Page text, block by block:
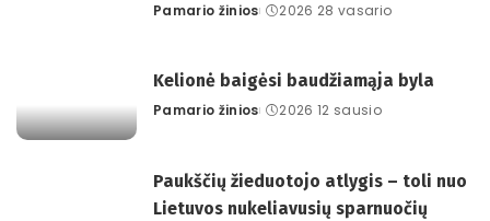
Posted
Pamario žinios 2026 28 vasario
Kelionė baigėsi baudžiamąja byla
Posted
Pamario žinios 2026 12 sausio
Paukščių žieduotojo atlygis – toli nuo
Lietuvos nukeliavusių sparnuočių